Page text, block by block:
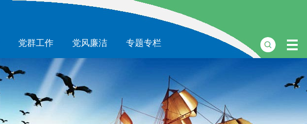
党群工作 党风廉洁 专题专栏